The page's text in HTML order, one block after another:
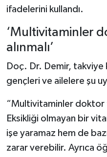
ifadelerini kullandı.
‘Multivitaminler
alınmalı’
Doç. Dr. Demir, takviye
gençleri ve ailelere şu
“Multivitaminler doktor
Eksikliği olmayan bir
işe yaramaz hem de
zarar verebilir. Ayrıca